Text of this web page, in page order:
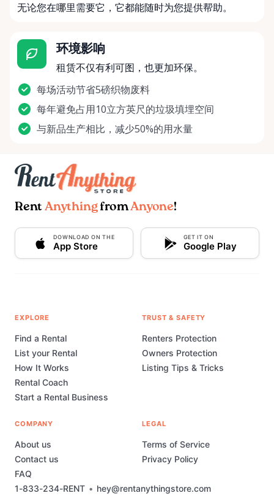
无论您在哪里需要它，它都能随时为您提供帮助。
环境影响
租赁不仅有利可图，也更加环保。
每场活动节省5磅织物废料
每年避免占用10立方英尺的垃圾填埋空间
与新品生产相比，减少50%的用水量
Rent AnythingfromAnyone!
DOWNLOAD ON THE
App Store
GET IT ON
Google Play
1-833-234-RENT • hey@rentanythingstore.com
EXPLORE
Find a Rental
List your Rental
How It Works
Rental Coach
Start a Rental Business
TRUST & SAFETY
Renters Protection
Owners Protection
Listing Tips & Tricks
COMPANY
About us
Contact us
FAQ
LEGAL
Terms of Service
Privacy Policy